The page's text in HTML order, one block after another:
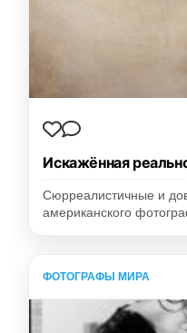
Искажённая
Сюрреалистичные и
американского
ФОТОГРАФЫ МИРА